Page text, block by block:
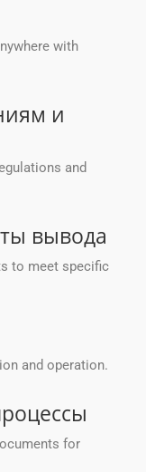
with
и
and
вывода
to meet specific
and operation.
for